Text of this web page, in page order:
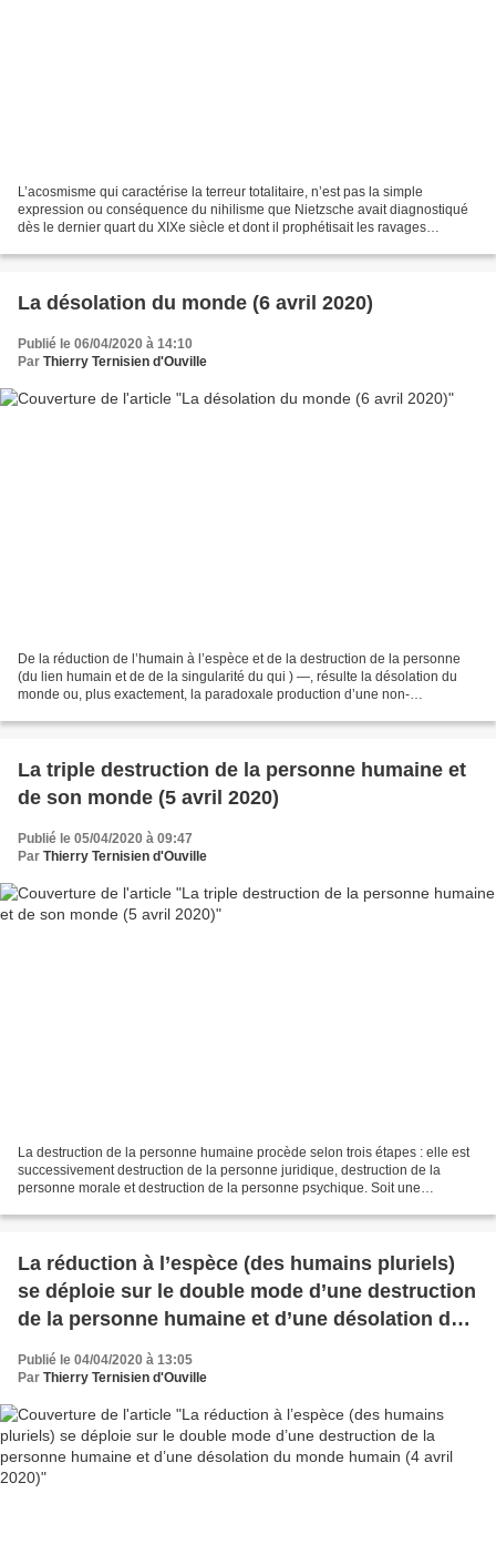
L’acosmisme qui caractérise la terreur totalitaire, n’est pas la simple
expression ou conséquence du nihilisme que Nietzsche avait diagnostiqué
dès le dernier quart du XIXe siècle et dont il prophétisait les ravages
La désolation du monde (6 avril 2020)
Publié le 06/04/2020 à 14:10
Par Thierry Ternisien d'Ouville
De la réduction de l’humain à l’espèce et de la destruction de la personne
(du lien humain et de de la singularité du qui ) —, résulte la désolation du
monde ou, plus exactement, la paradoxale production d’une non-
La triple destruction de la personne humaine et
de son monde (5 avril 2020)
Publié le 05/04/2020 à 09:47
Par Thierry Ternisien d'Ouville
La destruction de la personne humaine procède selon trois étapes : elle est
successivement destruction de la personne juridique, destruction de la
personne morale et destruction de la personne psychique. Soit une
La réduction à l’espèce (des humains pluriels)
se déploie sur le double mode d’une destruction
de la personne humaine et d’une désolation du
monde humain (4 avril 2020)
Publié le 04/04/2020 à 13:05
Par Thierry Ternisien d'Ouville